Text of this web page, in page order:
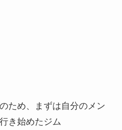
ため、まずは自分のメン
き始めたジム